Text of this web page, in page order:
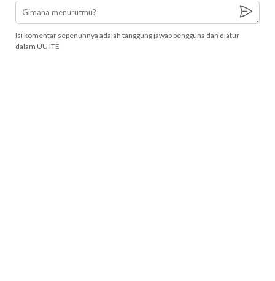
Isi komentar sepenuhnya adalah tanggung jawab pengguna dan diatur
dalam UU ITE